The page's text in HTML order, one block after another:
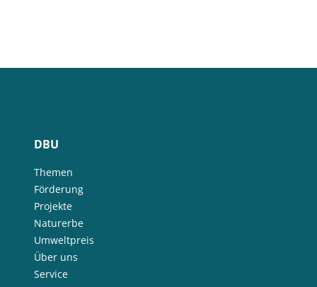
DBU
Themen
Förderung
Projekte
Naturerbe
Umweltpreis
Über uns
Service